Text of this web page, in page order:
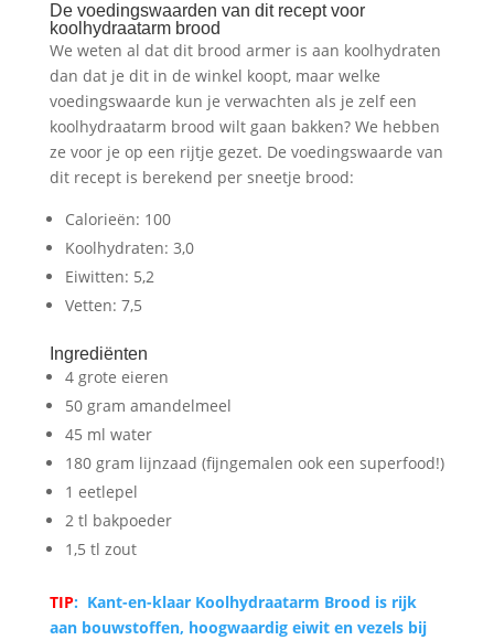
De voedingswaarden van dit recept voor
koolhydraatarm brood
We weten al dat dit brood armer is aan koolhydraten
dan dat je dit in de winkel koopt, maar welke
voedingswaarde kun je verwachten als je zelf een
koolhydraatarm brood wilt gaan bakken? We hebben
ze voor je op een rijtje gezet. De voedingswaarde van
dit recept is berekend per sneetje brood:
Calorieën: 100
Koolhydraten: 3,0
Eiwitten: 5,2
Vetten: 7,5
Ingrediënten
4 grote eieren
50 gram amandelmeel
45 ml water
180 gram lijnzaad (fijngemalen ook een superfood!)
1 eetlepel
2 tl bakpoeder
1,5 tl zout
TIP: Kant-en-klaar Koolhydraatarm Brood is rijk
aan bouwstoffen, hoogwaardig eiwit en vezels bij